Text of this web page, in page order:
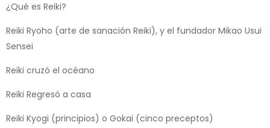
¿Qué es Reiki?
Reiki Ryoho (arte de sanación Reiki), y el fundador Mikao Usui
Sensei
Reiki cruzó el océano
Reiki Regresó a casa
Reiki Kyogi (principios) o Gokai (cinco preceptos)